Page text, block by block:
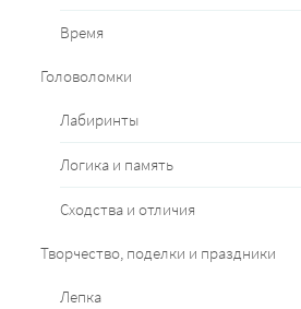
Время
Головоломки
Лабиринты
Логика и память
Сходства и отличия
Творчество, поделки и праздники
Лепка